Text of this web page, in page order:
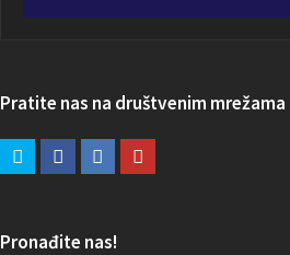
Pratite nas na društvenim mrežama
Pronađite nas!